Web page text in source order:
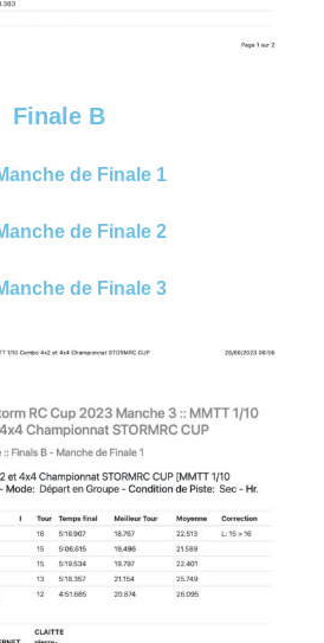
Finale B
de Finale 1
de Finale 2
de Finale 3